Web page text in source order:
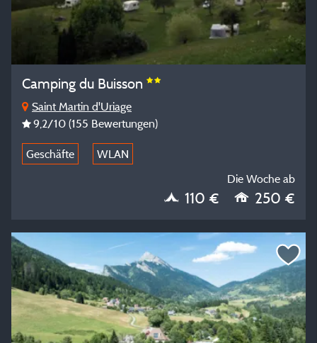
Camping du Buisson
Saint Martin d'Uriage
9,2/10 (155 Bewertungen)
Geschäfte
WLAN
Die Woche ab
110 € 250 €